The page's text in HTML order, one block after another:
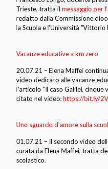
Trieste, tratta il messaggio per
redatto dalla Commissione
la Scuola e l'Università "Vittorio
Vacanze educative a km zero
20.07.21 – Elena Maffei
video dedicato alle vacanze
l'articolo "Il caso Galilei, cinque
citato nel video:https://bit.ly/
Uno sguardo d'amore sulla
01.07.21 – Il secondo video
curata da Elena Maffei, tratta
scolastico.